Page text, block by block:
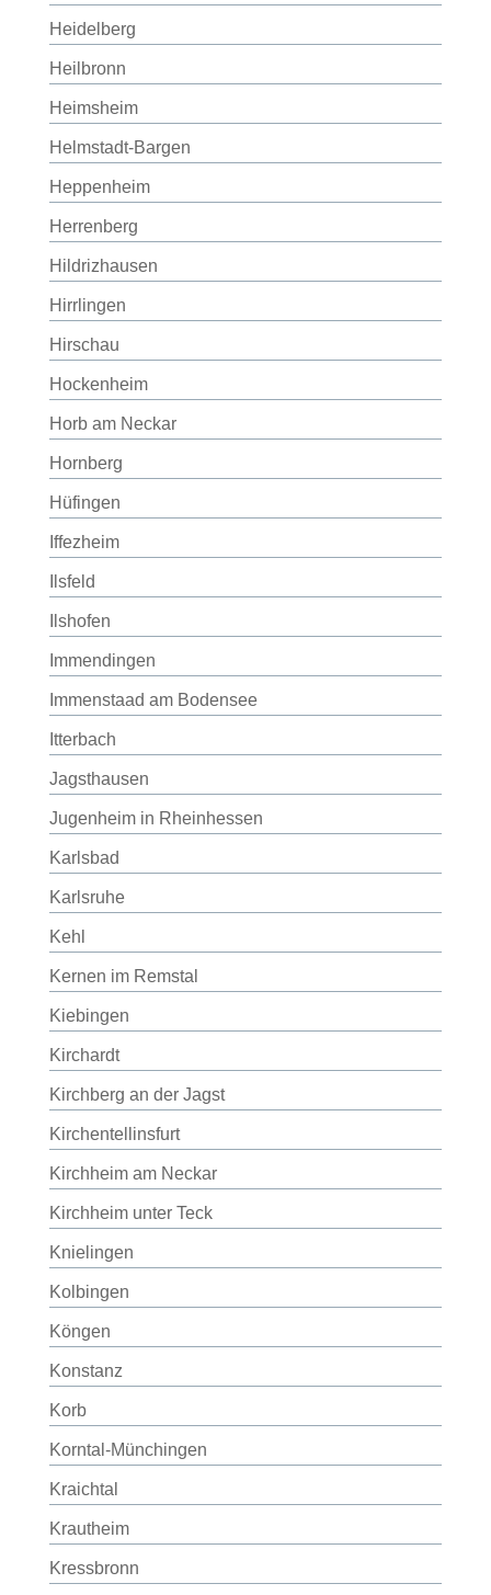
Heidelberg
Heilbronn
Heimsheim
Helmstadt-Bargen
Heppenheim
Herrenberg
Hildrizhausen
Hirrlingen
Hirschau
Hockenheim
Horb am Neckar
Hornberg
Hüfingen
Iffezheim
Ilsfeld
Ilshofen
Immendingen
Immenstaad am Bodensee
Itterbach
Jagsthausen
Jugenheim in Rheinhessen
Karlsbad
Karlsruhe
Kehl
Kernen im Remstal
Kiebingen
Kirchardt
Kirchberg an der Jagst
Kirchentellinsfurt
Kirchheim am Neckar
Kirchheim unter Teck
Knielingen
Kolbingen
Köngen
Konstanz
Korb
Korntal-Münchingen
Kraichtal
Krautheim
Kressbronn